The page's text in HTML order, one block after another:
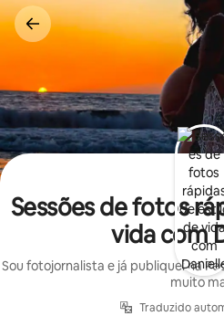
Pular
para
Sessões de fotos
vida com
Sou fotojornalista e já publiquei na
muito
Traduzido